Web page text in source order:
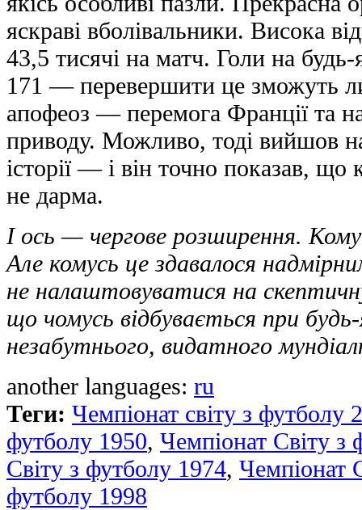
яскраві вболівальники. Висока
43,5 тисячі на матч. Голи на
171 — перевершити це зможуть
апофеоз — перемога Франції та
приводу. Можливо, тоді вийшов
історії — і він точно показав, що
не дарма.
І ось — чергове розширення.
Але комусь це здавалося
не налаштовуватися на
що чомусь відбувається при
незабутнього, видатного
another languages: ru
Теги: Чемпіонат світу з футболу
футболу 1950, Чемпіонат Світу з
Світу з футболу 1974, Чемпіонат
футболу 1998